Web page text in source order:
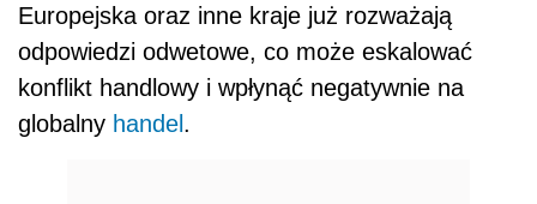
Europejska oraz inne kraje już rozważają
odpowiedzi odwetowe, co może eskalować
konflikt handlowy i wpłynąć negatywnie na
globalny handel.